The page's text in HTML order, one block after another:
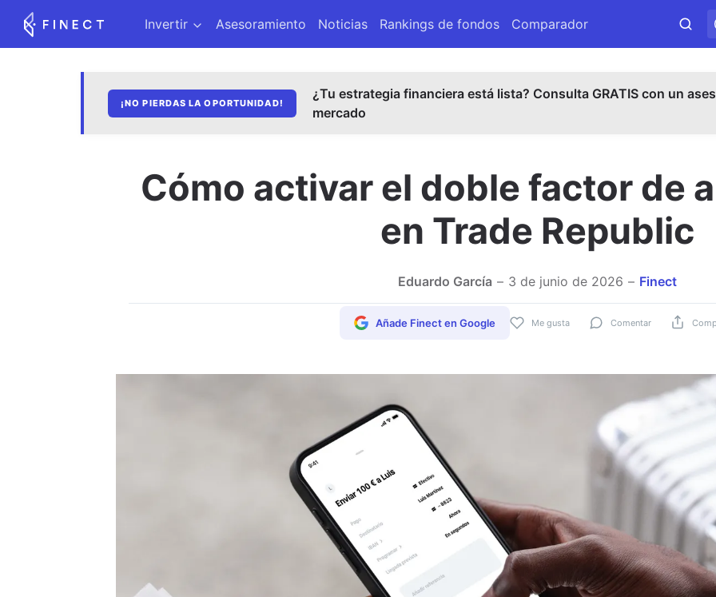
Invertir Asesoramiento Noticias Rankings de fondos Comparador
¡NO PIERDAS LA OPORTUNIDAD!
¿Tu estrategia financiera está lista? Consulta GRATIS con un
mercado
Cómo activar el doble factor de
en Trade Republic
Eduardo García 3 de junio de 2026 Finect
Me gusta Comentar
Añade Finect en Google